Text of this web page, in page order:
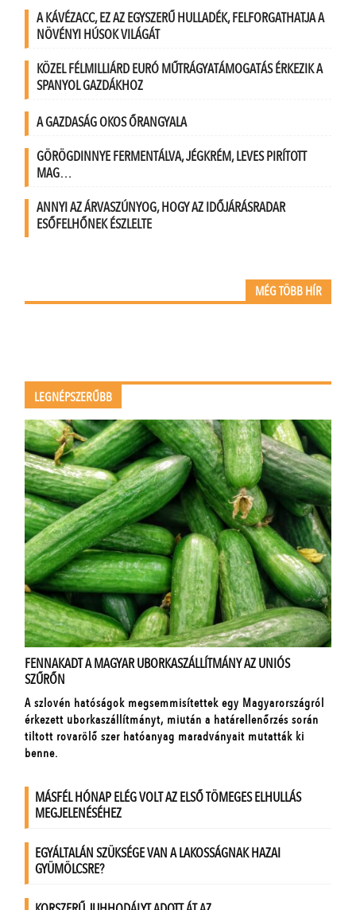
A KÁVÉZACC, EZ AZ EGYSZERŰ HULLADÉK, FELFORGATHATJA A
NÖVÉNYI HÚSOK VILÁGÁT
KÖZEL FÉLMILLIÁRD EURÓ MŰTRÁGYATÁMOGATÁS ÉRKEZIK A
SPANYOL GAZDÁKHOZ
A GAZDASÁG OKOS ŐRANGYALA
GÖRÖGDINNYE FERMENTÁLVA, JÉGKRÉM, LEVES PIRÍTOTT
MAG…
ANNYI AZ ÁRVASZÚNYOG, HOGY AZ IDŐJÁRÁSRADAR
ESŐFELHŐNEK ÉSZLELTE
MÉG TÖBB HÍR
LEGNÉPSZERŰBB